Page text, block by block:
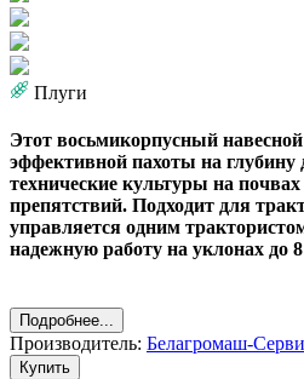
Плуги
Этот восьмикорпусный
эффективной пахоты на глубину
технические культуры на
препятствий. Подходит для
управляется одним
надежную работу на уклонах до 8
Подробнее...
Производитель: Белагромаш-
Купить